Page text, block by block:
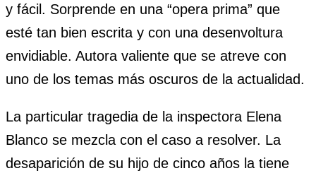
y fácil. Sorprende en una “opera prima” que
esté tan bien escrita y con una desenvoltura
envidiable. Autora valiente que se atreve con
uno de los temas más oscuros de la actualidad.
La particular tragedia de la inspectora Elena
Blanco se mezcla con el caso a resolver. La
desaparición de su hijo de cinco años la tiene